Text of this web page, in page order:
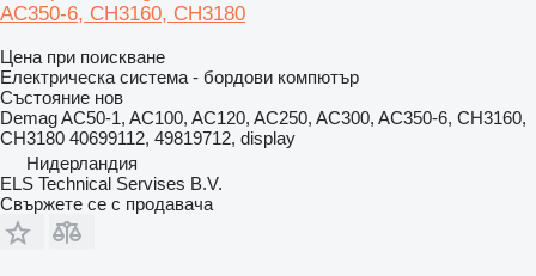
AC350-6, CH3160, CH3180
Цена при поискване
Електрическа система - бордови компютър
Състояние нов
Demag AC50-1, AC100, AC120, AC250, AC300, AC350-6, CH3160,
CH3180 40699112, 49819712, display
Нидерландия
ELS Technical Servises B.V.
Свържете се с продавача